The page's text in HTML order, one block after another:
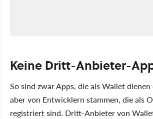
Keine Dritt-Anbieter-
So sind zwar Apps, die als Wallet
aber von Entwicklern stammen, die als
registriert sind. Dritt-Anbieter von